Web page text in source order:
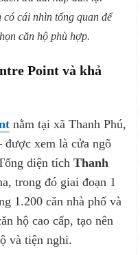
cái nhìn tổng quan để
căn hộ phù hợp.
Point và khả
nằm tại xã Thanh Phú,
xem là cửa ngõ
diện tíchThanh
trong đó giai đoạn 1
1.200 căn nhà phố và
hộ cao cấp, tạo nên
và tiện nghi.